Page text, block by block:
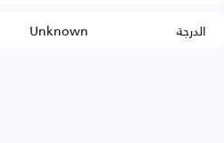
الدرجة
Unknown